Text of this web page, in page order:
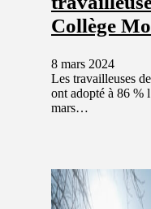
Collège
8 mars 2024
Les travailleuses
ont adopté à 86 %
mars…